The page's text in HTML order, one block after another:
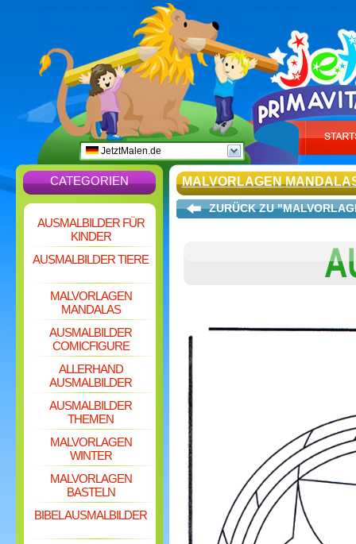
JetztMalen.de
CATEGORIEN
AUSMALBILDER FÜR
KINDER
AUSMALBILDER TIERE
MALVORLAGEN
MANDALAS
AUSMALBILDER
COMICFIGURE
ALLERHAND
AUSMALBILDER
AUSMALBILDER
THEMEN
MALVORLAGEN
WINTER
MALVORLAGEN
BASTELN
BIBEL AUSMALBILDER
MALVORLAGEN
ZURÜCK ZU